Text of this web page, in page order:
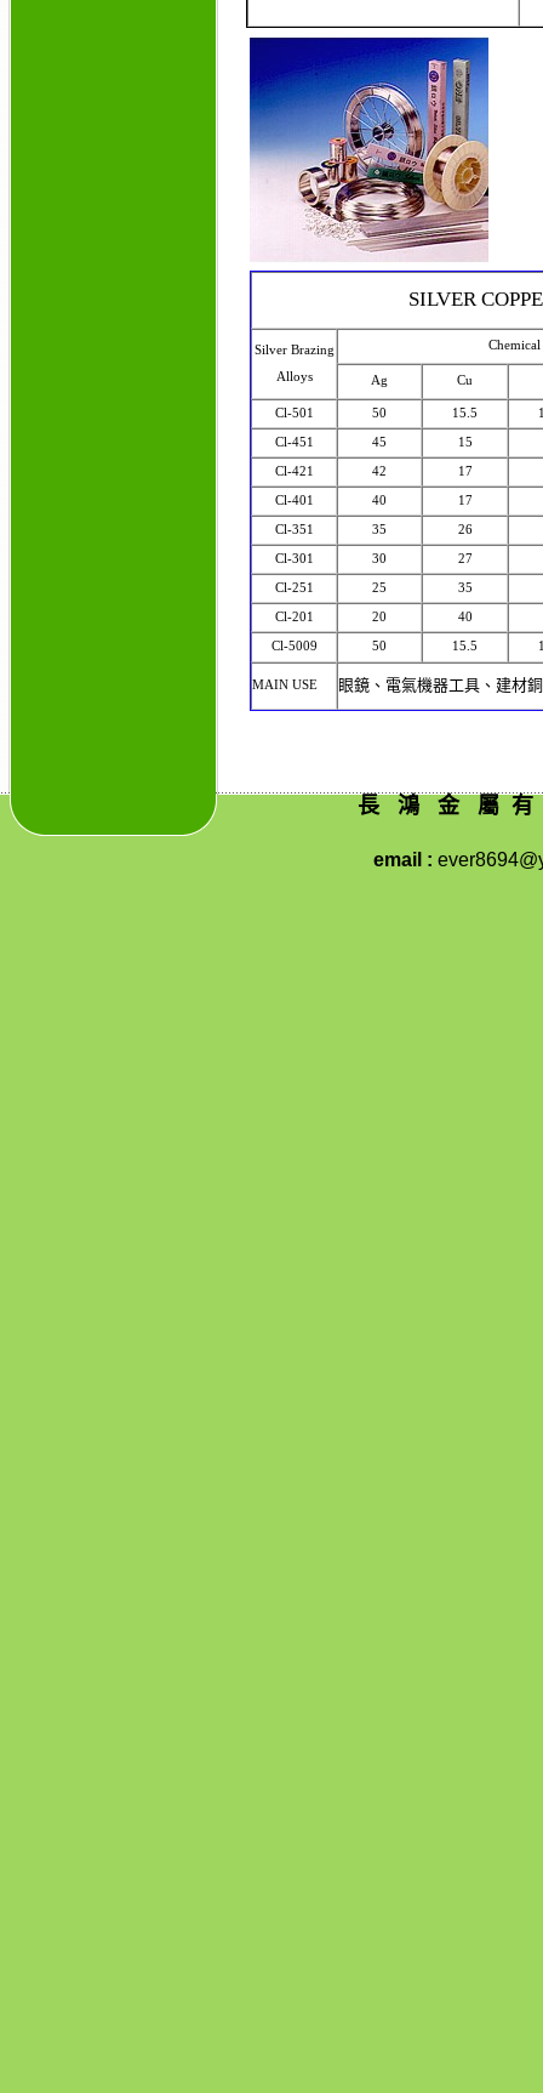
SILVER
Silver Brazing
Alloys
Ag Cu
Cl-501 50 15.5
Cl-451 45 15
Cl-421 42 17
Cl-401 40 17
Cl-351 35 26
Cl-301 30 27
Cl-251 25 35
Cl-201 20 40
Cl-5009 50 15.5
MAIN USE 眼鏡、電氣機器工具、建材
長 鴻 金 屬 有
email :